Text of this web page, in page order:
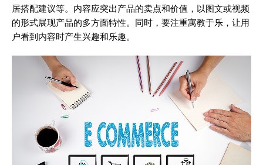
居搭配建议等。内容应突出产品的卖点和价值，以图文或视频
的形式展现产品的多方面特性。同时，要注重寓教于乐，让用
户看到内容时产生兴趣和乐趣。